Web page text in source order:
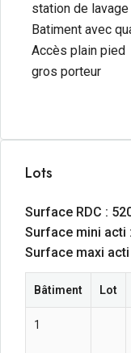
station de
Batiment avec
Accès plain pied
gros porteur
Lots
Surface RDC :
Surface mini acti
Surface maxi acti
Bâtiment Lot
1